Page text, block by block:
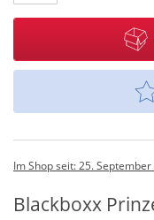
Im Shop seit: 25. September
Blackboxx